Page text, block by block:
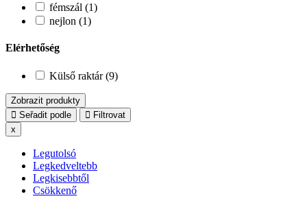
fémszál (1)
nejlon (1)
Elérhetőség
Külső raktár (9)
Zobrazit produkty
Seřadit podle
Filtrovat
x
Legutolsó
Legkedveltebb
Legkisebbtől
Csökkenő